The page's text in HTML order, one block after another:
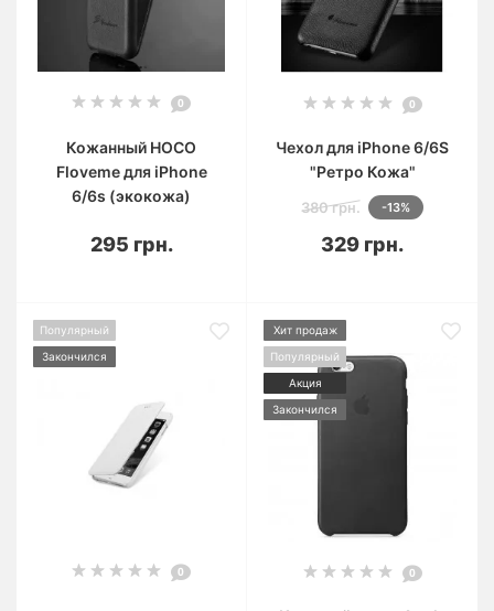
0
Кожанный HOCO
Floveme для iPhone
6/6s (экокожа)
295 грн.
0
Чехол для iPhone 6/6S
"Ретро Кожа"
380 грн. -13%
329 грн.
Популярный
Закончился
0
Хит продаж
Популярный
Акция
Закончился
0